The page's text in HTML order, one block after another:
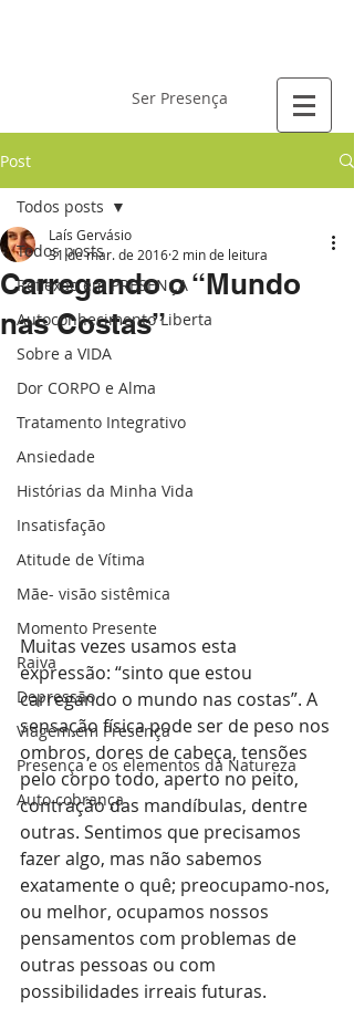
Ser Presença
Post
Todos posts
Reflexão em PRESENÇA
Autoconhecimento Liberta
Sobre a VIDA
Dor CORPO e Alma
Tratamento Integrativo
Ansiedade
Histórias da Minha Vida
Insatisfação
Atitude de Vítima
Mãe- visão sistêmica
Momento Presente
Raiva
Depressão
Viagem em Presença
Presença e os elementos da Natureza
Auto cobrança
Todos posts
Carregando o “Mundo
nas Costas”
Laís Gervásio
31 de mar. de 2016 2 min de leitura
Muitas vezes usamos esta
expressão: “sinto que estou
carregando o mundo nas costas”. A
sensação física pode ser de peso nos
ombros, dores de cabeça, tensões
pelo corpo todo, aperto no peito,
contração das mandíbulas, dentre
outras. Sentimos que precisamos
fazer algo, mas não sabemos
exatamente o quê; preocupamo-nos,
ou melhor, ocupamos nossos
pensamentos com problemas de
outras pessoas ou com
possibilidades irreais futuras.